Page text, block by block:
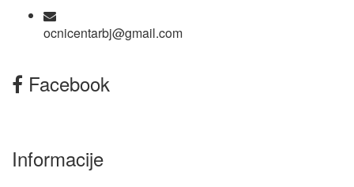
ocnicentarbj@gmail.com
Facebook
Informacije